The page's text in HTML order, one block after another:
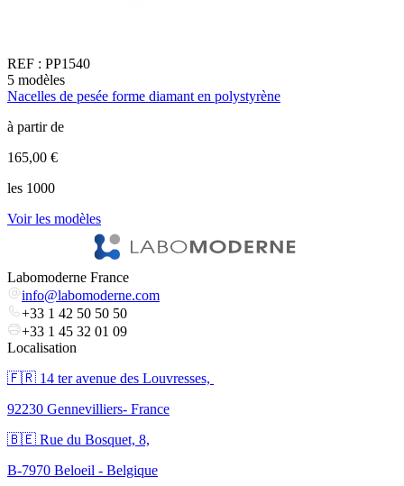
REF : PP1540
5 modèles
Nacelles de pesée forme diamant en polystyrène
à partir de
165,00 €
les 1000
Voir les modèles
Labomoderne France
info@labomoderne.com
+33 1 42 50 50 50
+33 1 45 32 01 09
Localisation
🇫🇷 ​14 ter avenue des Louvresses,
92230 Gennevilliers- France
🇧🇪 Rue du Bosquet, 8,
B-7970 Beloeil - Belgique